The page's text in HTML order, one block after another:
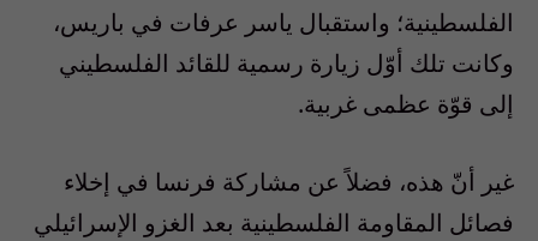
الفلسطينية؛ واستقبال ياسر عرفات في باريس،
وكانت تلك أوّل زيارة رسمية للقائد الفلسطيني
إلى قوّة عظمى غربية.
غير أنّ هذه، فضلاً عن مشاركة فرنسا في إخلاء
فصائل المقاومة الفلسطينية بعد الغزو الإسرائيلي